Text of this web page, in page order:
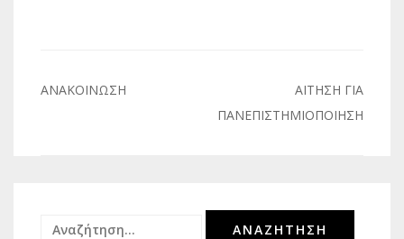
Πλοήγηση
ΑΝΑΚΟΙΝΩΣΗ
ΑΙΤΗΣΗ ΓΙΑ
ΠΑΝΕΠΙΣΤΗΜΙΟΠΟΙΗΣΗ
Αναζήτηση